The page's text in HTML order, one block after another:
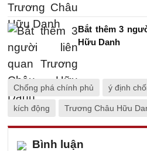
Bắt thêm 3
Hữu Danh
Chống phá chính phủ ý định
kích động Trương Châu Hữu
Bình luận